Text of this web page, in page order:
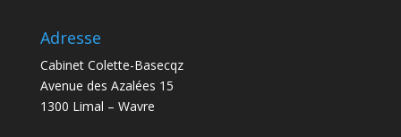
Adresse
Cabinet Colette-Basecqz
Avenue des Azalées 15
1300 Limal – Wavre